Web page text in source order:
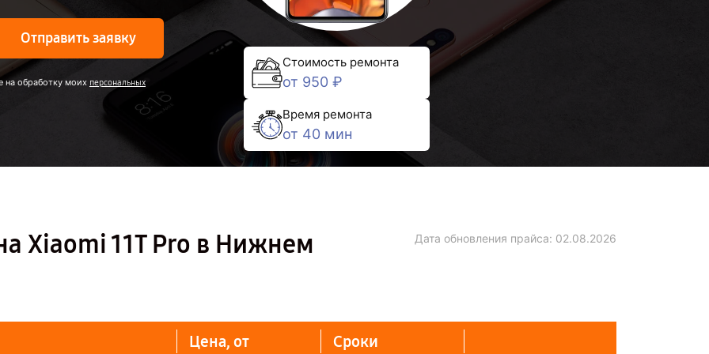
Отправить заявку
на обработку моих персональных
Стоимость ремонта
от 950 ₽
Время ремонта
от 40 мин
Xiaomi 11T Pro в Нижнем Дата обновления прайса: 02.08.2026
Цена, от Сроки